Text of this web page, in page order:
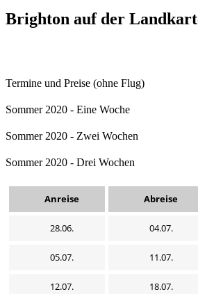
Brighton auf der
Termine und Preise (ohne Flug)
Sommer 2020 - Eine Woche
Sommer 2020 - Zwei Wochen
Sommer 2020 - Drei Wochen
Anreise Abreise
28.06. 04.07.
05.07. 11.07.
12.07. 18.07.